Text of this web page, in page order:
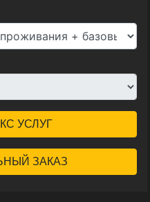
УСЛУГ
ЗАКАЗ